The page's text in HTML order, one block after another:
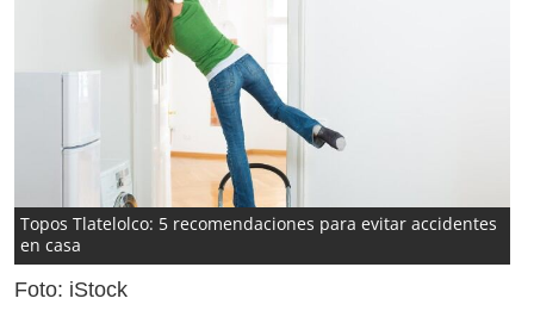
Topos Tlatelolco: 5 recomendaciones para evitar accidentes
en casa
Foto: iStock